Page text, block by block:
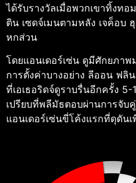
ได้รับรางวัลเมื่อพวกเขาทิ้งท
ติน เซดจ์เมนตามหลัง เจค็อบ
หกส่วน
โดยแอนเดอร์เซ่น ดูมีศักยภา
การตั้งค่าบางอย่าง ลีออน ฟลิ
ที่เอเธอริดจ์ดูราบรื่นอีกครั้ง
เปรียบที่พลีมัธตอบผ่านการจับ
แอนเดอร์เซ่นขี่โค้งแรกที่ดุดัน